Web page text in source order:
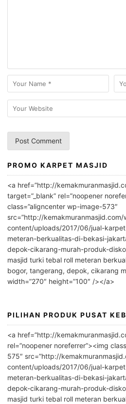
A
l
r
n
a
t
i
v
PROMO KARPET MASJID
<a href=”http://
target=”_blank” rel=”noopener
class=”aligncenter wp-image-573″
src=”http://kemakmuranmasjid.com/
content/uploads/2017/06/jual-
meteran-berkualitas-di-bekasi-
depok-cikarang-murah-produk-
masjid turki tebal roll meteran
bogor, tangerang, depok, cikarang
width=”270″ height=”100″ /></a>
PILIHAN PRODUK PUSAT
<a href=”http://
rel=”noopener noreferrer”><img
575″ src=”http://
content/uploads/2017/06/jual-
meteran-berkualitas-di-bekasi-
depok-cikarang-murah-produk-
masjid turki tebal roll meteran